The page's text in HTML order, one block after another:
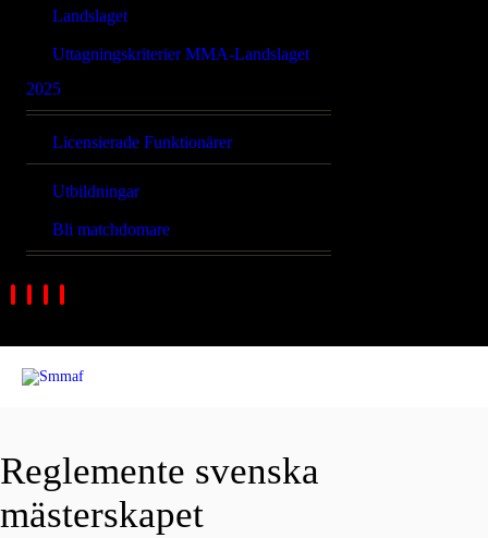
Landslaget
Uttagningskriterier MMA-Landslaget
2025
Licensierade Funktionärer
Utbildningar
Bli matchdomare
Reglemente svenska
mästerskapet